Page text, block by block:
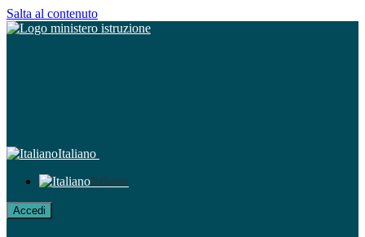
Salta al contenuto
Italiano
Italiano
Accedi